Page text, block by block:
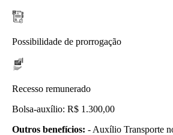
Possibilidade de prorrogação
Recesso remunerado
Bolsa-auxílio: R$ 1.300,00
Outros benefícios: - Auxílio Transporte